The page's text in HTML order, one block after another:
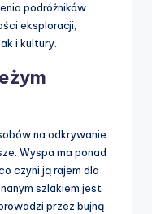
podróżników.
eksploracji,
i kultury.
na odkrywanie
Wyspa ma ponad
czyni ją rajem dla
szlakiem jest
przez bujną